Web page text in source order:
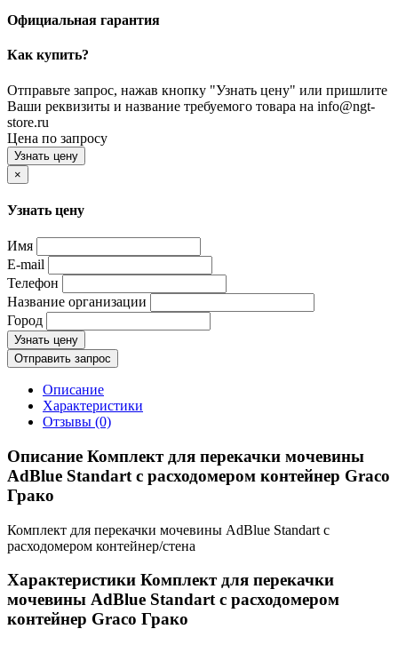
Официальная гарантия
Как купить?
Отправьте запрос, нажав кнопку "Узнать цену" или пришлите
Ваши реквизиты и название требуемого товара на info@ngt-
store.ru
Цена по запросу
Узнать цену
×
Узнать цену
Имя
E-mail
Телефон
Название организации
Город
Узнать цену
Отправить запрос
Описание
Характеристики
Отзывы (0)
Описание Комплект для перекачки мочевины
AdBlue Standart с расходомером контейнер Graco
Грако
Комплект для перекачки мочевины AdBlue Standart с
расходомером контейнер/стена
Характеристики Комплект для перекачки
мочевины AdBlue Standart с расходомером
контейнер Graco Грако